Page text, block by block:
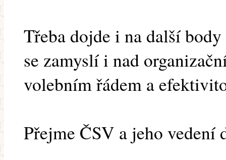
Třeba dojde i na další
se zamyslí i nad
volebním řádem a
Přejme ČSV a jeho vedení